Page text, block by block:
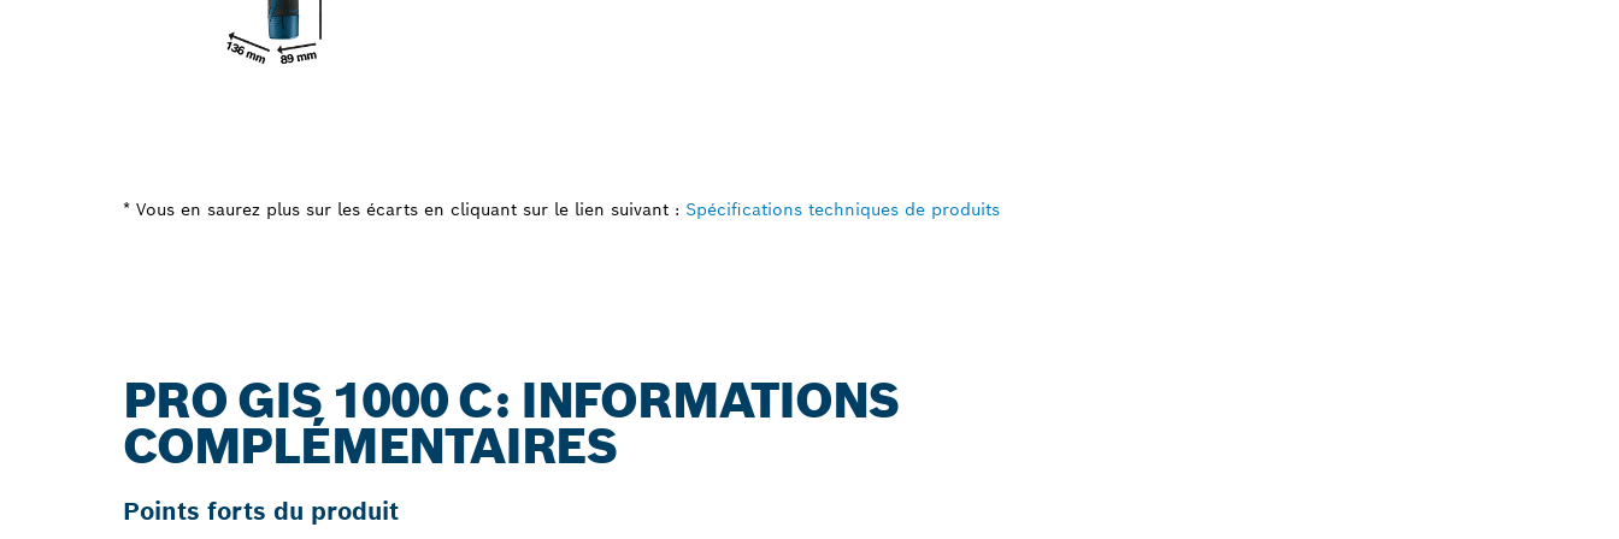
* Vous en saurez plus sur les écarts en cliquant sur le lien suivant : Spécifications techniques de produits
PRO GIS 1000 C: INFORMATIONS
COMPLÉMENTAIRES
Points forts du produit